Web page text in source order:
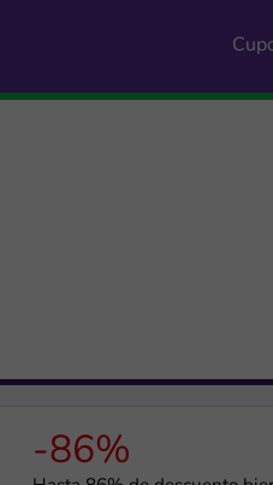
-86%